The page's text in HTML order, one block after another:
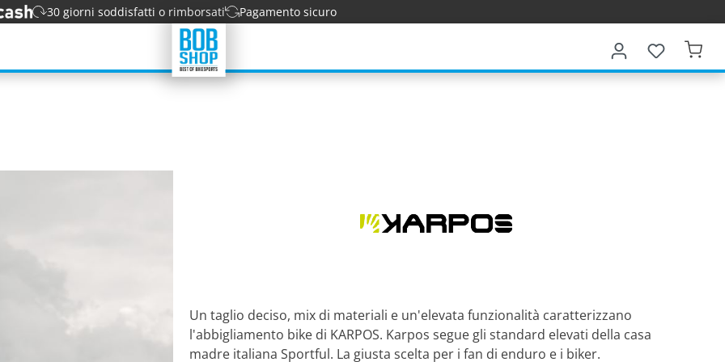
30 giorni soddisfatti o rimborsati Pagamento sicuro
Un taglio deciso, mix di materiali e un'elevata funzionalità caratterizzano
l'abbigliamento bike di KARPOS. Karpos segue gli standard elevati della casa
madre italiana Sportful. La giusta scelta per i fan di enduro e i biker.